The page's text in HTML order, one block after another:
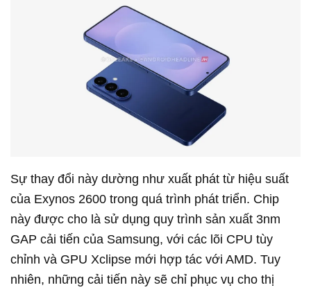
Sự thay đổi này dường như xuất phát từ hiệu suất
của Exynos 2600 trong quá trình phát triển. Chip
này được cho là sử dụng quy trình sản xuất 3nm
GAP cải tiến của Samsung, với các lõi CPU tùy
chỉnh và GPU Xclipse mới hợp tác với AMD. Tuy
nhiên, những cải tiến này sẽ chỉ phục vụ cho thị